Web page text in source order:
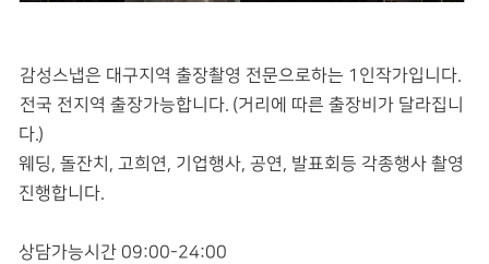
감성스냅은 대구지역 출장촬영 전문으로하는 1인작가입니다.
전국 전지역 출장가능합니다. (거리에 따른 출장비가 달라집니
다.)
웨딩, 돌잔치, 고희연, 기업행사, 공연, 발표회등 각종행사 촬영
진행합니다.
상담가능시간 09:00-24:00